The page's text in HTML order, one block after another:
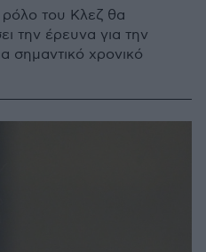
ρόλο του Κλεζ θα
την έρευνα για την
σημαντικό χρονικό